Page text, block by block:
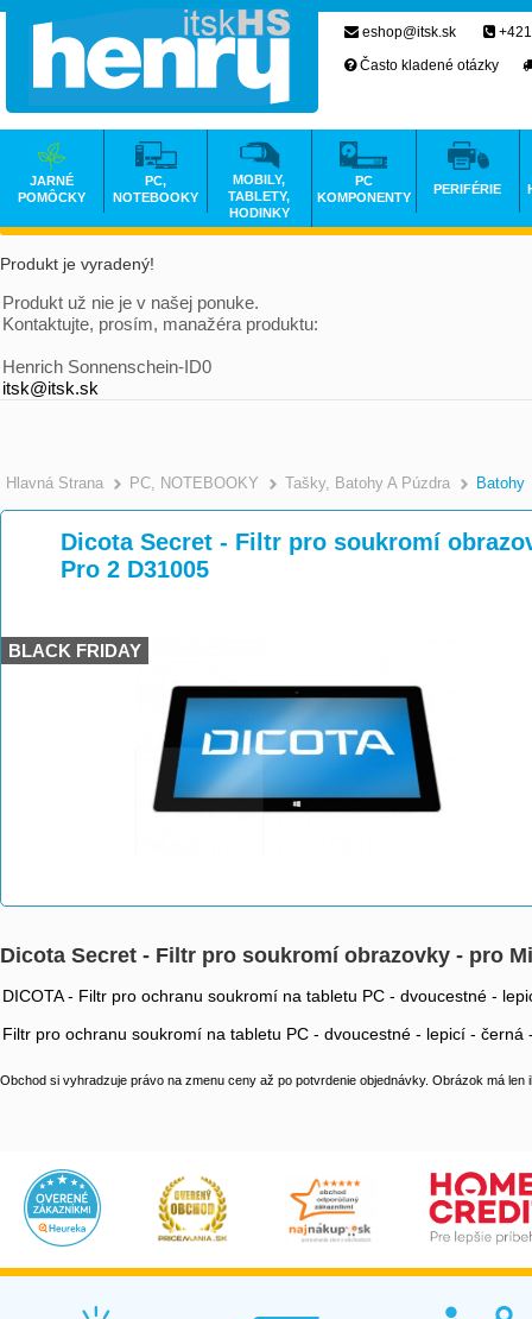
Produkt je vyradený!
Produkt už nie je v našej ponuke.
Kontaktujte, prosím, manažéra produktu:
Henrich Sonnenschein-ID0
itsk@itsk.sk
Hlavná Strana >
PC, NOTEBOOKY >
Tašky, Batohy A Púzdra Batohy
Dicota Secret - Filtr pro soukromí
Pro 2 D31005
BLACK FRIDAY
Dicota Secret - Filtr pro soukromí obrazovky - pro
DICOTA - Filtr pro ochranu soukromí na tabletu PC - dvoucestné -
Filtr pro ochranu soukromí na tabletu PC - dvoucestné - lepicí - černá
Obchod si vyhradzuje právo na zmenu ceny až po potvrdenie objednávky. Obrázok má len
eshop@itsk.sk
Často kladené otázky
JARNÉ
POMÔCKY
PC,
NOTEBOOKY
MOBILY,
TABLETY,
HODINKY
PC
KOMPONENTY
PERIFÉRIE